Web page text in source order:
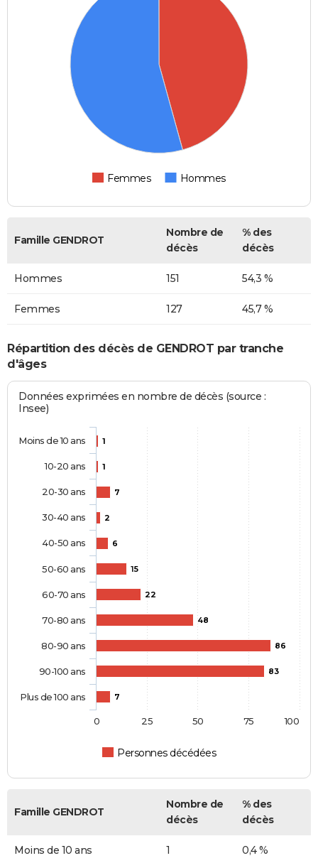
Femmes Hommes
Famille GENDROT
Nombre de
décès
% des
décès
Hommes 151 54,3 %
Femmes 127 45,7 %
Répartition des décès de GENDROT par tranche
d'âges
Données exprimées en nombre de décès (source :
Insee)
1
1
7
2
6
15
22
48
86
83
7
Personnes décédées
Moins de 10 ans
10-20 ans
20-30 ans
30-40 ans
40-50 ans
50-60 ans
60-70 ans
70-80 ans
80-90 ans
90-100 ans
Plus de 100 ans
0 100
25 50 75
Famille GENDROT
Nombre de
décès
% des
décès
Moins de 10 ans 1 0,4 %